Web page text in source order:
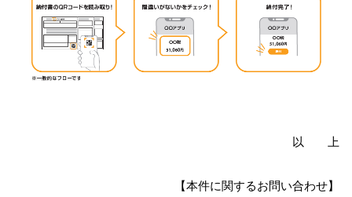
以 上
【本件に関するお問い合わせ】